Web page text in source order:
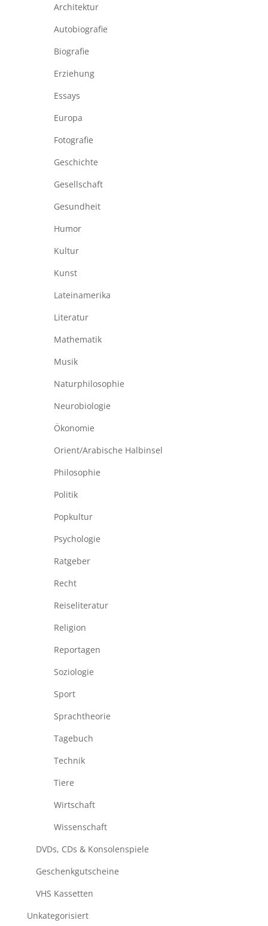
Architektur
Autobiografie
Biografie
Erziehung
Essays
Europa
Fotografie
Geschichte
Gesellschaft
Gesundheit
Humor
Kultur
Kunst
Lateinamerika
Literatur
Mathematik
Musik
Naturphilosophie
Neurobiologie
Ökonomie
Orient/Arabische Halbinsel
Philosophie
Politik
Popkultur
Psychologie
Ratgeber
Recht
Reiseliteratur
Religion
Reportagen
Soziologie
Sport
Sprachtheorie
Tagebuch
Technik
Tiere
Wirtschaft
Wissenschaft
DVDs, CDs & Konsolenspiele
Geschenkgutscheine
VHS Kassetten
Unkategorisiert